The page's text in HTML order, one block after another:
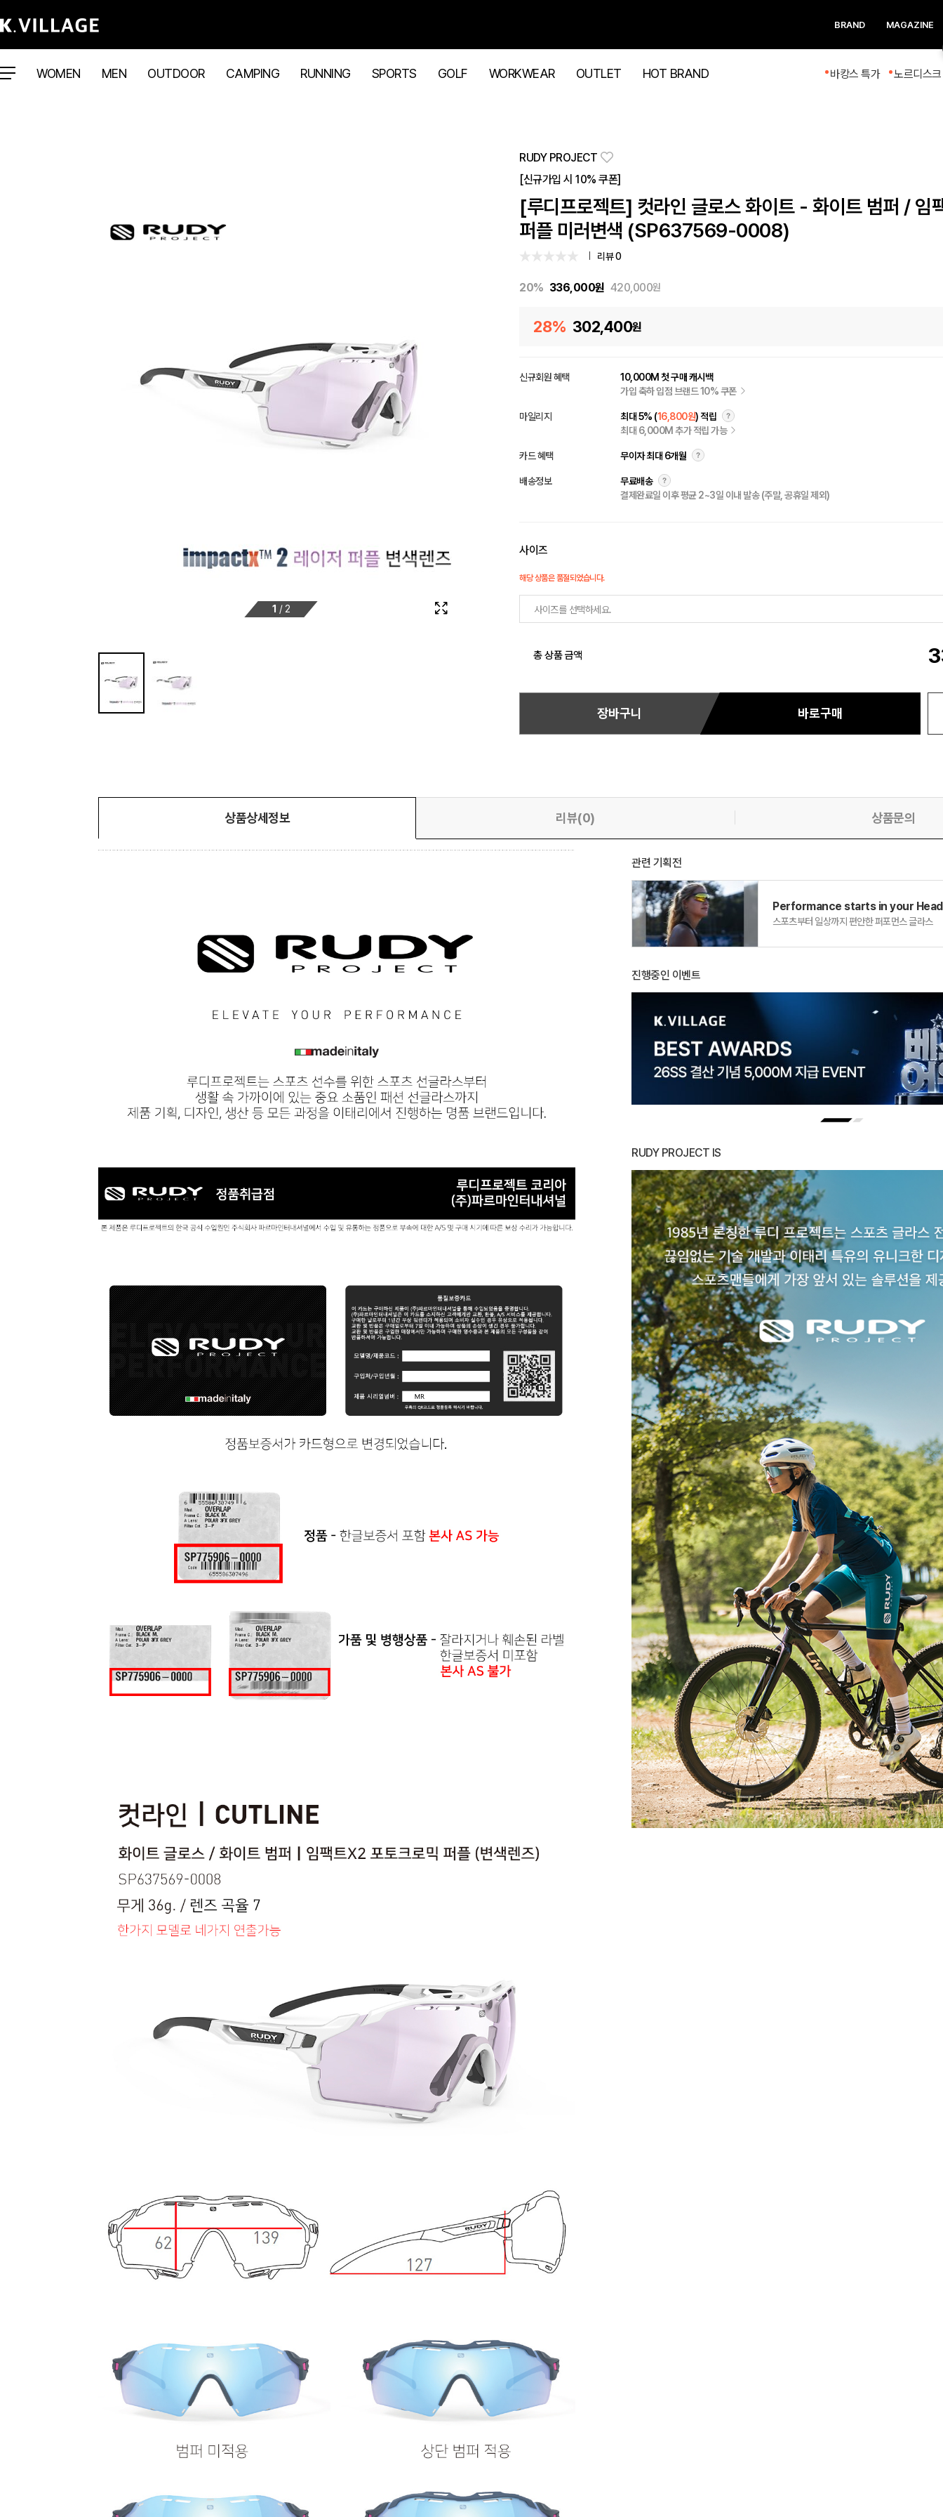
BRAND MAGAZINE
WOMEN MEN OUTDOOR CAMPING RUNNING SPORTS GOLF WORKWEAR OUTLET HOT BRAND 바캉스 특가 노르디스
1 / 2
RUDY PROJECT
[신규가입 시 10% 쿠폰]
[루디프로젝트] 컷라인 글로스 화이트 - 화이트 범퍼 / 임
퍼플 미러변색 (SP637569-0008)
리뷰 0
20% 336,000원 420,000원
28% 302,400원
신규회원 혜택
10,000M 첫 구매 캐시백
가입 축하 입점 브랜드 10% 쿠폰
마일리지 최대 5% (16,800원) 적립
최대 6,000M 추가 적립 가능
카드 혜택 무이자 최대 6개월
배송정보
무료배송
결제완료일 이후 평균 2~3일 이내 발송 (주말, 공휴일 제외)
사이즈
해당 상품은 품절되었습니다.
사이즈를 선택하세요.
총 상품 금액
장바구니 바로구매
상품상세정보 리뷰(0) 상품문의
관련 기획전
Performance starts in your Head
스포츠부터 일상까지 편안한 퍼포먼스 글라스
진행중인 이벤트
RUDY PROJECT IS